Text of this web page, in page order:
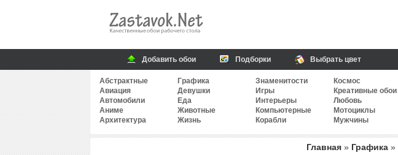
Добавить обои Подборки Выбрать цвет
Абстрактные
Авиация
Автомобили
Аниме
Архитектура
Графика
Девушки
Еда
Животные
Жизнь
Знаменитости
Игры
Интерьеры
Компьютерные
Корабли
Космос
Креативные обои
Любовь
Мотоциклы
Мужчины
Главная » Графика »